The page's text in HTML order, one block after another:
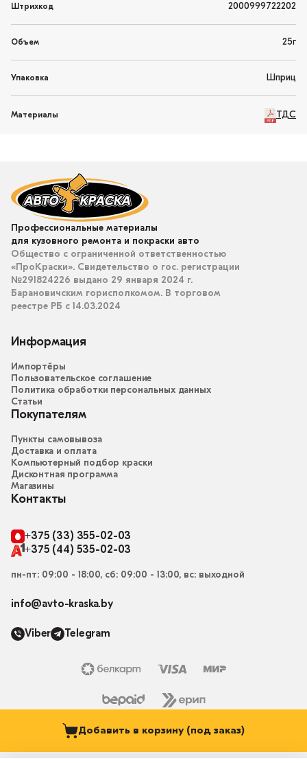
Добавить в корзину (под заказ)
Штрихкод 2000999722202
Объем 25г
Упаковка Шприц
Материалы ТДС
Профессиональные материалы
для кузовного ремонта и покраски авто
Общество с ограниченной ответственностью
«ПроКраски». Свидетельство о гос. регистрации
№291824226 выдано 29 января 2024 г.
Барановичским горисполкомом. В торговом
реестре РБ с 14.03.2024
Информация
Импортёры
Пользовательское соглашение
Политика обработки персональных данных
Статьи
Покупателям
Пункты самовывоза
Доставка и оплата
Компьютерный подбор краски
Дисконтная программа
Магазины
Контакты
+375 (33) 355-02-03
+375 (44) 535-02-03
пн-пт: 09:00 - 18:00, сб: 09:00 - 13:00, вс: выходной
info@avto-kraska.by
Viber Telegram
© 2015-2026, Магазин “Автокраска” avto-kraska.by